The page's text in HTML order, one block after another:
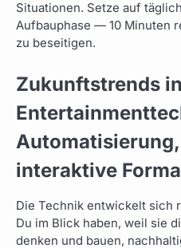
Situationen. Setze auf
Aufbauphase — 10 Minuten
zu beseitigen.
Zukunftstrends in
interaktive
Die Technik entwickelt sich
Du im Blick haben, weil sie
denken und bauen,